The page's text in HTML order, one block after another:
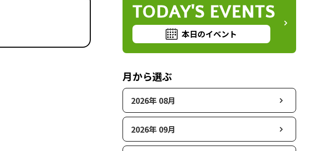
TODAY'S EVENTS
本日のイベント
月から選ぶ
2026年 08月
2026年 09月